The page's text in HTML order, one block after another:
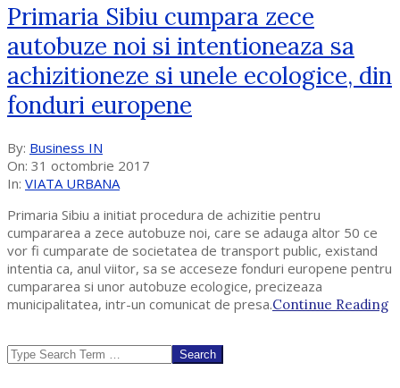
Primaria Sibiu cumpara zece
autobuze noi si intentioneaza sa
achizitioneze si unele ecologice, din
fonduri europene
2017-
10-
31
By: Business IN
On: 31 octombrie 2017
In: VIATA URBANA
Primaria Sibiu a initiat procedura de achizitie pentru
cumpararea a zece autobuze noi, care se adauga altor 50 ce
vor fi cumparate de societatea de transport public, existand
intentia ca, anul viitor, sa se acceseze fonduri europene pentru
cumpararea si unor autobuze ecologice, precizeaza
municipalitatea, intr-un comunicat de presa.Continue Reading
Search